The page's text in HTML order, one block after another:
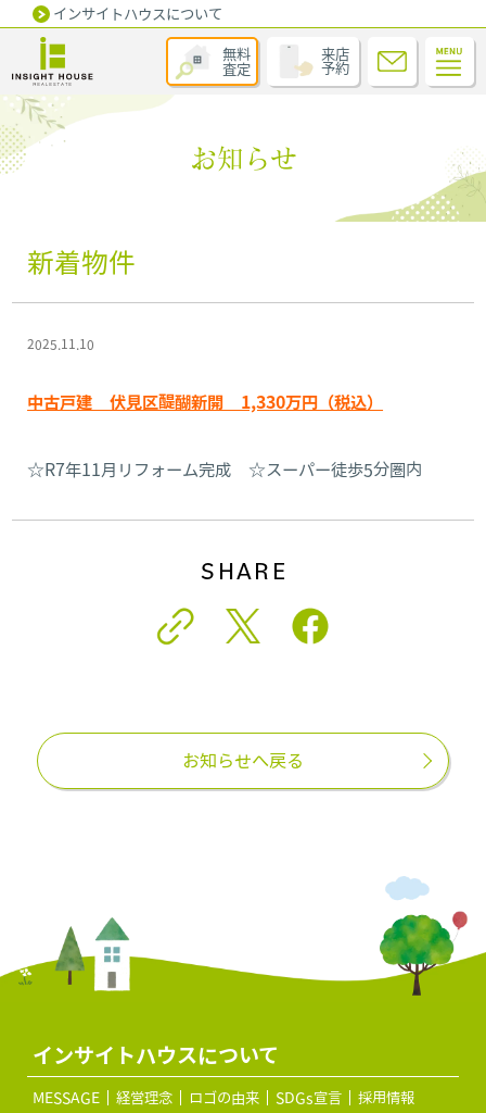
無料
査定
来店
予約
インサイトハウスについて
お知らせ
新着物件
2025.11.10
中古戸建 伏見区醍醐新開 1,330万円（税込）
☆R7年11月リフォーム完成 ☆スーパー徒歩5分圏内
SHARE
お知らせへ戻る
インサイトハウスについて
MESSAGE 経営理念 ロゴの由来 SDGs宣言 採用情報